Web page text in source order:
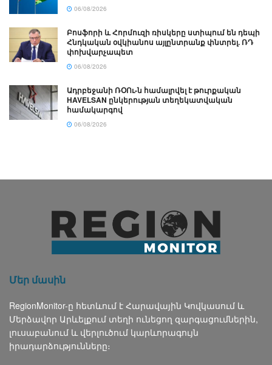
06/08/2026
Բոսֆորի և Հորմուզի ռիսկերը ստիպում են դեպի
Հնդկական օվկիանոս այլընտրանք փնտրել. ՌԴ
փոխվարչապետ
06/08/2026
Ադրբեջանի ՌՕՈւ-ն համալրվել է թուրքական
HAVELSAN ընկերության տեղեկատվական
համակարգով
06/08/2026
Մեր մասին
RegionMonitor-ը հետևում է Հարավային Կովկասում և
Մերձավոր Արևելքում տեղի ունեցող զարգացումներին,
լուսաբանում և վերլուծում կարևորագույն
իրադարձությունները։